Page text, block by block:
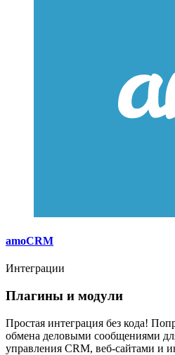
amoCRM
Интеграции
Плагины и модули
Простая интеграция без кода!
обмена деловыми сообщениями
управления CRM, веб-сайтами и